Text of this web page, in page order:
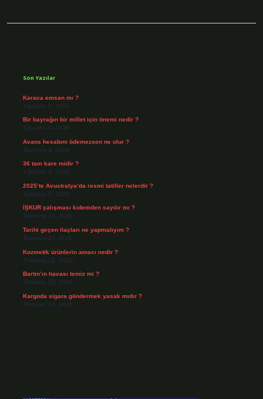
Son Yazılar
Karaca emsan mı ?
Ağustos 7, 2026
Bir bayrağın bir millet için önemi nedir ?
Ağustos 6, 2026
Avans hesabını ödemezsen ne olur ?
Ağustos 4, 2026
36 tam kare midir ?
Ağustos 3, 2026
2025’te Avustralya’da resmi tatiller nelerdir ?
Ağustos 3, 2026
İŞKUR çalışması kıdemden sayılır mı ?
Temmuz 30, 2026
Tarihi geçen ilaçları ne yapmalıyım ?
Temmuz 28, 2026
Kozmetik ürünlerin amacı nedir ?
Temmuz 26, 2026
Bartın’ın havası temiz mi ?
Temmuz 25, 2026
Kargoda sigara göndermek yasak mıdır ?
Temmuz 24, 2026